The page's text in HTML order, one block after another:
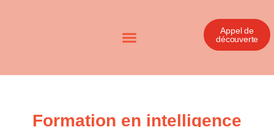
Appel de
découverte
Formation en intelligence